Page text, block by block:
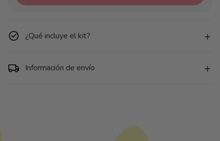
¿Qué incluye el kit?
Información de envío